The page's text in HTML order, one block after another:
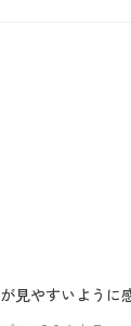
やすいように